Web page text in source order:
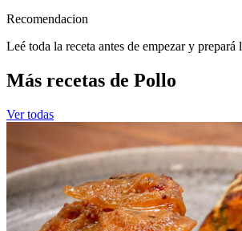
Recomendacion
Leé toda la receta antes de empezar y prepará
Más recetas de Pollo
Ver todas